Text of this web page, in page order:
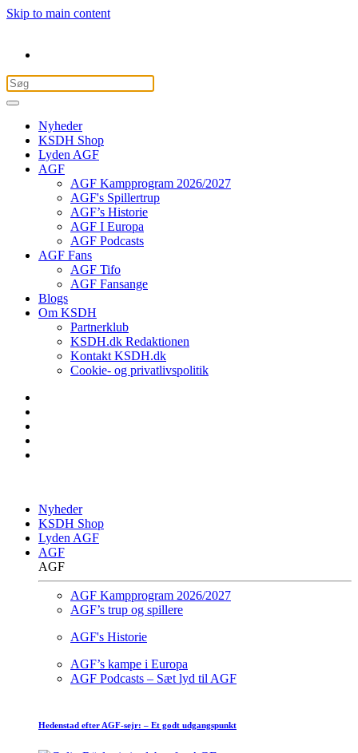
Skip to main content
Nyheder
KSDH Shop
Lyden AGF
AGF
AGF Kampprogram 2026/2027
AGF's Spillertrup
AGF’s Historie
AGF I Europa
AGF Podcasts
AGF Fans
AGF Tifo
AGF Fansange
Blogs
Om KSDH
Partnerklub
KSDH.dk Redaktionen
Kontakt KSDH.dk
Cookie- og privatlivspolitik
Nyheder
KSDH Shop
Lyden AGF
AGF
AGF
AGF Kampprogram 2026/2027
AGF’s trup og spillere
AGF's Historie
AGF’s kampe i Europa
AGF Podcasts – Sæt lyd til AGF
Hedenstad efter AGF-sejr: – Et godt udgangspunkt